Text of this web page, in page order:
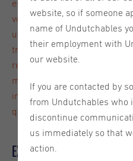
est nouveau. Vous n'êtes
votre réseau est restreint.
utile si vous pouvez rejoindre
trouver des informations sur
rencontrer d'autres expatriés.
mentionnons 5 réseaux
intéressants si vous venez
qu'étranger.
Expat Housing Network
website, so if someone
name of Undutchables
their employment with
our website.
If you are contacted by
from Undutchables who
discontinue
us immediately so that
action.